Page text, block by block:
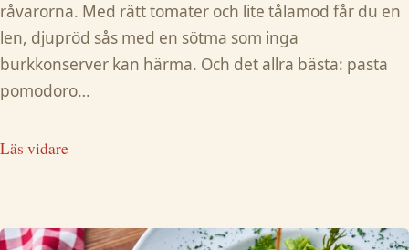
råvarorna. Med rätt tomater och lite tålamod får du en
len, djupröd sås med en sötma som inga
burkkonserver kan härma. Och det allra bästa: pasta
pomodoro…
Läs vidare